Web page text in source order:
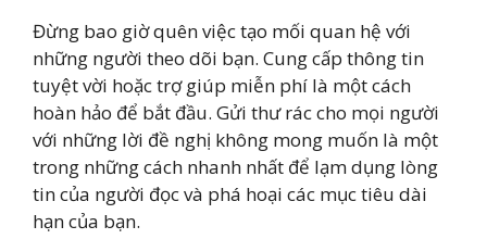
Đừng bao giờ quên việc tạo mối quan hệ với
những người theo dõi bạn. Cung cấp thông tin
tuyệt vời hoặc trợ giúp miễn phí là một cách
hoàn hảo để bắt đầu. Gửi thư rác cho mọi người
với những lời đề nghị không mong muốn là một
trong những cách nhanh nhất để lạm dụng lòng
tin của người đọc và phá hoại các mục tiêu dài
hạn của bạn.